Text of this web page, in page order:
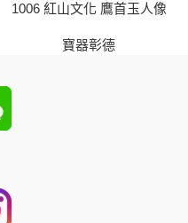
1006 紅山文化 鷹首玉人像
寶器彰德